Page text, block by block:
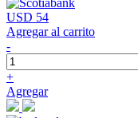
USD 54
Agregar al carrito
-
+
Agregar